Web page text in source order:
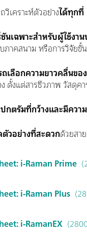
วิเคราะห์ตัวอย่างได้ทุกที่
นเฉพาะสำหรับผู้ใช้งาน
าคสนาม หรือการวิจัยขั้
เลือกความยาวคลื่นขอ
ตั้งแต่สารชีวภาพ วัสดุค
กตรัมที่กว้างและมีควา
ตัวอย่างที่สะดวกด้วยส
i-Raman Prime
i-Raman Plus
i-RamanEX